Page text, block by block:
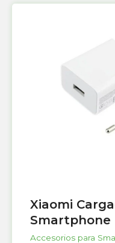
Xiaomi
Smartphone
Accesorios para